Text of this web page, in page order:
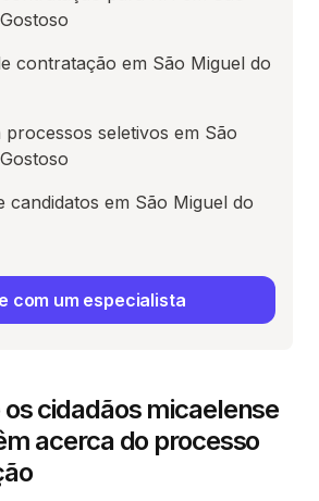
cidadãos micaelense
acerca do processo
contratação em São Miguel do
processos seletivos em São
candidatos em São Miguel do
com um especialista